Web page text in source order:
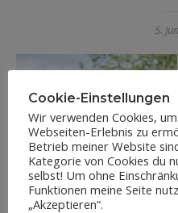
5.
Cookie-Einstellungen
Wir verwenden Cookies,
Webseiten-Erlebnis zu
Betrieb meiner Website
Kategorie von Cookies du
selbst! Um ohne
Funktionen meine Seite
„Akzeptieren“.